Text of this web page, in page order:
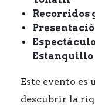
Recorridos
Estanquillo
Este evento es
descubrir la